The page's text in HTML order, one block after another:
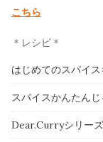
こちら
＊レシピ＊
はじめてのスパイ
スパイスかんたん
Dear.Curryシリーズ